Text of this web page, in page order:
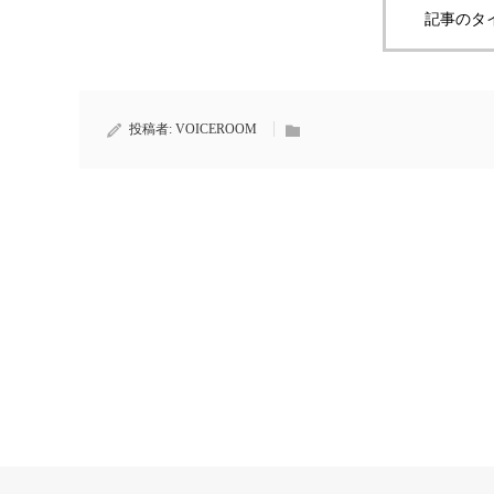
記事のタ
投稿者: VOICEROOM